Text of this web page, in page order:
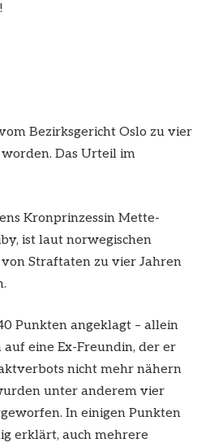
Bezirksgericht Oslo zu vier
Das Urteil im
Kronprinzessin Mette-
ist laut norwegischen
Straftaten zu vier Jahren
Punkten angeklagt – allein
auf eine Ex-Freundin, der er
nicht mehr nähern
unter anderem vier
In einigen Punkten
erklärt, auch mehrere